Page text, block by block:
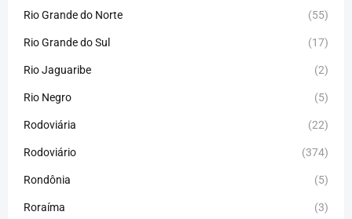
Rio Grande do Norte (55)
Rio Grande do Sul (17)
Rio Jaguaribe (2)
Rio Negro (5)
Rodoviária (22)
Rodoviário (374)
Rondônia (5)
Roraíma (3)